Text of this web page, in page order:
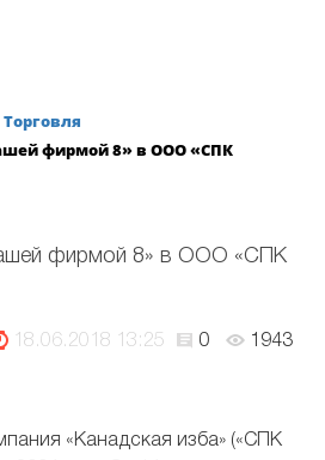
Торговля
фирмой 8» в ООО «СПК
фирмой 8» в ООО «СПК
0 1943
18.06.2018 13:25
«Канадская изба» («СПК